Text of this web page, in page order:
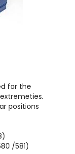
for the
positions
/581)